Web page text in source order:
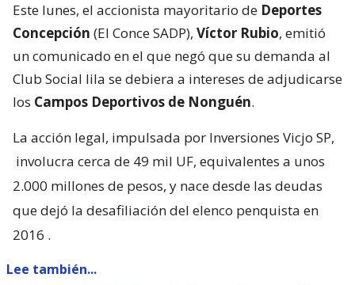
Este lunes, el accionista mayoritario de Deportes
Concepción (El Conce SADP), Víctor Rubio, emitió
un comunicado en el que negó que su demanda al
Club Social lila se debiera a intereses de adjudicarse
los Campos Deportivos de Nonguén.
La acción legal, impulsada por Inversiones Vicjo SP,
involucra cerca de 49 mil UF, equivalentes a unos
2.000 millones de pesos, y nace desde las deudas
que dejó la desafiliación del elenco penquista en
2016 .
Lee también...